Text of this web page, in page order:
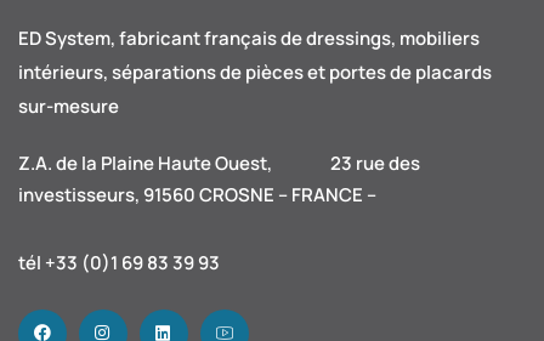
ED System, fabricant français de dressings, mobiliers
intérieurs, séparations de pièces et portes de placards
sur-mesure
Z.A. de la Plaine Haute Ouest, 23 rue des
investisseurs, 91560 CROSNE – FRANCE –
tél +33 (0)1 69 83 39 93